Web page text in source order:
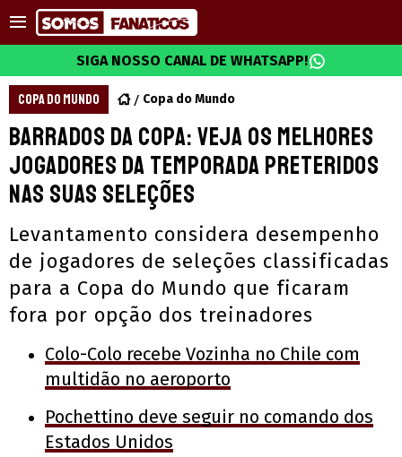
SIGA NOSSO CANAL DE WHATSAPP!
COPA DO MUNDO Copa do Mundo
Barrados da Copa: Veja os melhores
jogadores da temporada preteridos
nas suas seleções
Levantamento considera desempenho
de jogadores de seleções classificadas
para a Copa do Mundo que ficaram
fora por opção dos treinadores
Colo-Colo recebe Vozinha no Chile com
multidão no aeroporto
Pochettino deve seguir no comando dos
Estados Unidos